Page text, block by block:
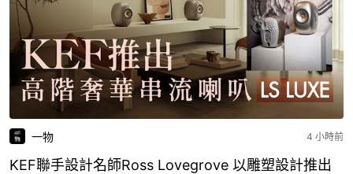
一物 4 小時前
KEF聯手設計名師Ross Lovegrove 以雕塑設計推出